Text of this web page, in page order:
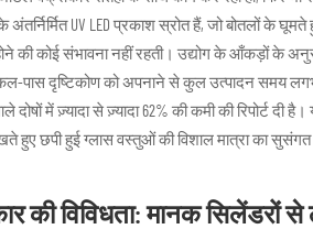
अंतर्निर्मित UV LED प्रकाश स्रोत हैं, जो बोतलों के
की कोई संभावना नहीं रहती। उद्योग के आँकड़ों के
पास दृष्टिकोण को अपनाने से कुल उत्पादन समय
दोषों में ज़्यादा से ज़्यादा 62% की कमी की रिपोर्ट
हुए छपी हुई ग्लास वस्तुओं की विशाल मात्रा का
की विविधता: मानक सिलेंडरों